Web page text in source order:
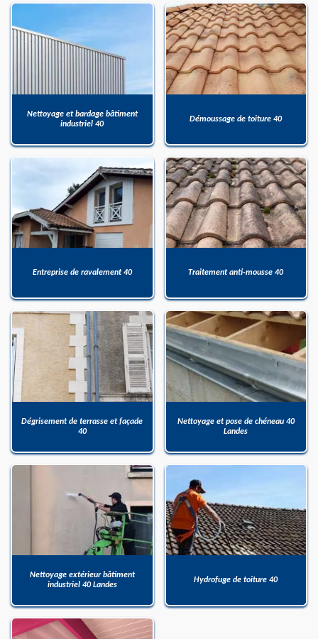
Nettoyage et bardage bâtiment
industriel 40
Démoussage de toiture 40
Entreprise de ravalement 40 Traitement anti-mousse 40
Dégrisement de terrasse et façade
40
Nettoyage et pose de chéneau 40
Landes
Nettoyage extérieur bâtiment
industriel 40 Landes
Hydrofuge de toiture 40